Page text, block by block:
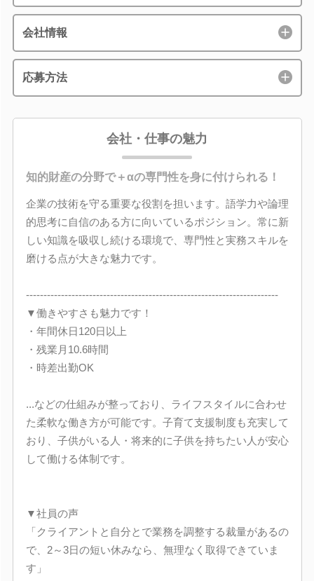
会社情報
応募方法
会社・仕事の魅力
知的財産の分野で＋αの専門性を身に付けられる！
企業の技術を守る重要な役割を担います。語学力や論理
的思考に自信のある方に向いているポジション。常に新
しい知識を吸収し続ける環境で、専門性と実務スキルを
磨ける点が大きな魅力です。
------------------------------------------------------------------------
▼働きやすさも魅力です！
・年間休日120日以上
・残業月10.6時間
・時差出勤OK
...などの仕組みが整っており、ライフスタイルに合わせ
た柔軟な働き方が可能です。子育て支援制度も充実して
おり、子供がいる人・将来的に子供を持ちたい人が安心
して働ける体制です。
▼社員の声
「クライアントと自分とで業務を調整する裁量があるの
で、2～3日の短い休みなら、無理なく取得できていま
す」